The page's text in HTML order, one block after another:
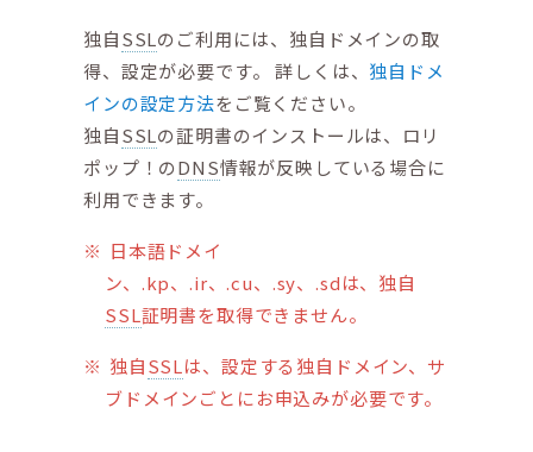
独自SSLのご利用には、独自ドメインの取
得、設定が必要です。 詳しくは、 独自ドメ
インの設定方法をご覧ください。
独自SSLの証明書のインストールは、ロリ
ポップ！のDNS情報が反映している場合に
利用できます。
日本語ドメイ
ン、.kp、.ir、.cu、.sy、.sdは、独自
SSL証明書を取得できません。
独自SSLは、設定する独自ドメイン、サ
ブドメインごとにお申込みが必要です。